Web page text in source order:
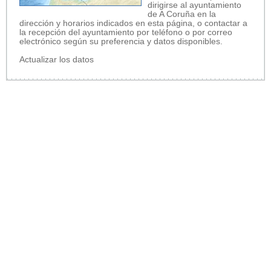
dirigirse al ayuntamiento
de A Coruña en la
dirección y horarios indicados en esta página, o contactar a
la recepción del ayuntamiento por teléfono o por correo
electrónico según su preferencia y datos disponibles.
Actualizar los datos